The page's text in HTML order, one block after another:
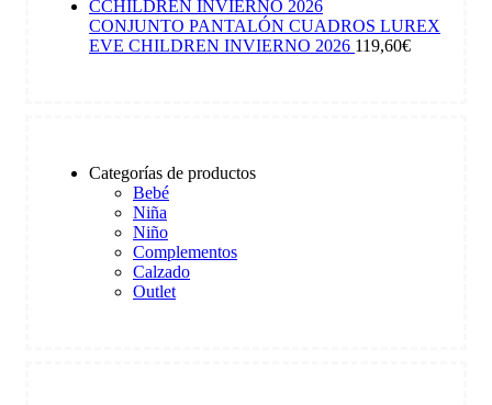
CONJUNTO PANTALÓN CUADROS LUREX
EVE CHILDREN INVIERNO 2026 119,60€
Categorías de productos
Bebé
Niña
Niño
Complementos
Calzado
Outlet